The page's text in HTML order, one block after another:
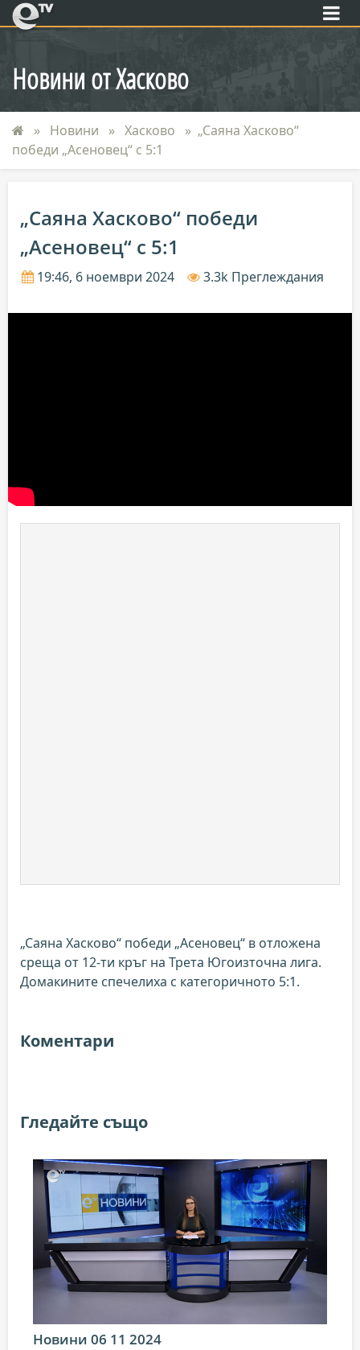
eTV
Новини от Хасково
Новини Хасково
„Саяна Хасково“
победи „Асеновец“ с 5:1
„Саяна Хасково“ победи
„Асеновец“ с 5:1
19:46, 6 ноември 2024 3.3k Преглеждания
„Саяна Хасково“ победи „Асеновец“ в отложена
среща от 12-ти кръг на Трета Югоизточна лига.
Домакините спечелиха с категоричното 5:1.
Коментари
Гледайте също
Новини 06 11 2024